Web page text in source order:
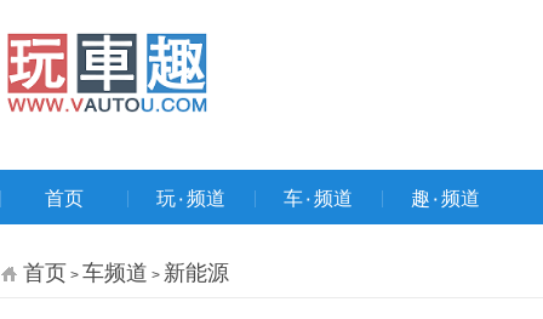
首页 玩۰频道 车۰频道 趣۰频道
首页 > 车频道 > 新能源